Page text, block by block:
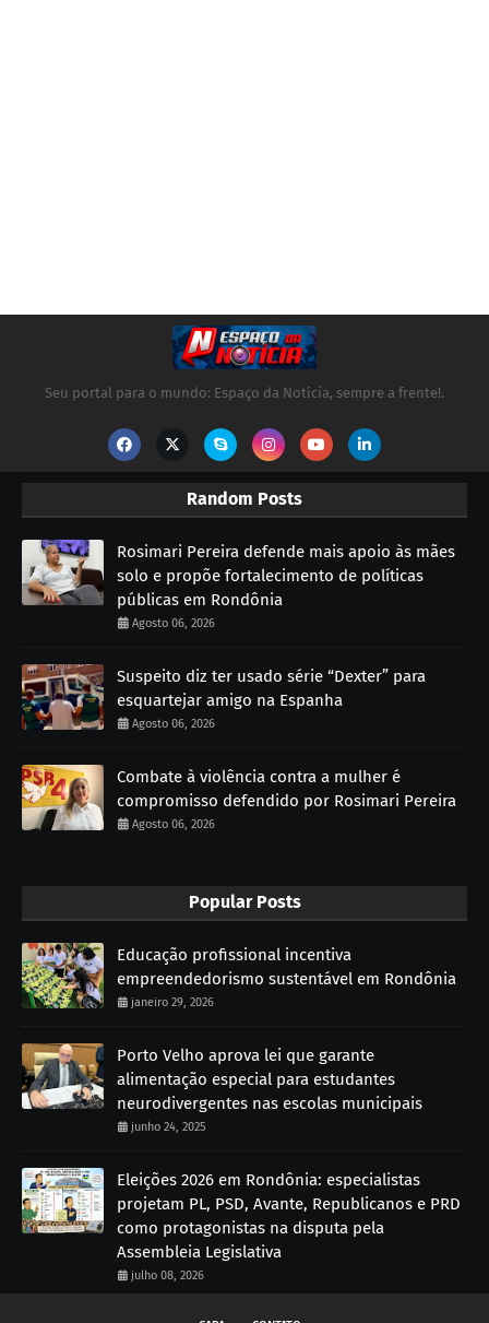
Seu portal para o mundo: Espaço da Notícia, sempre a frente!.
Random Posts
Rosimari Pereira defende mais apoio às mães
solo e propõe fortalecimento de políticas
públicas em Rondônia
Agosto 06, 2026
Suspeito diz ter usado série “Dexter” para
esquartejar amigo na Espanha
Agosto 06, 2026
Combate à violência contra a mulher é
compromisso defendido por Rosimari Pereira
Agosto 06, 2026
Popular Posts
Educação profissional incentiva
empreendedorismo sustentável em Rondônia
janeiro 29, 2026
Porto Velho aprova lei que garante
alimentação especial para estudantes
neurodivergentes nas escolas municipais
junho 24, 2025
Eleições 2026 em Rondônia: especialistas
projetam PL, PSD, Avante, Republicanos e PRD
como protagonistas na disputa pela
Assembleia Legislativa
julho 08, 2026